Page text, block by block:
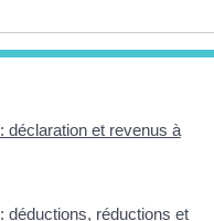
déclaration et revenus à
déductions, réductions et